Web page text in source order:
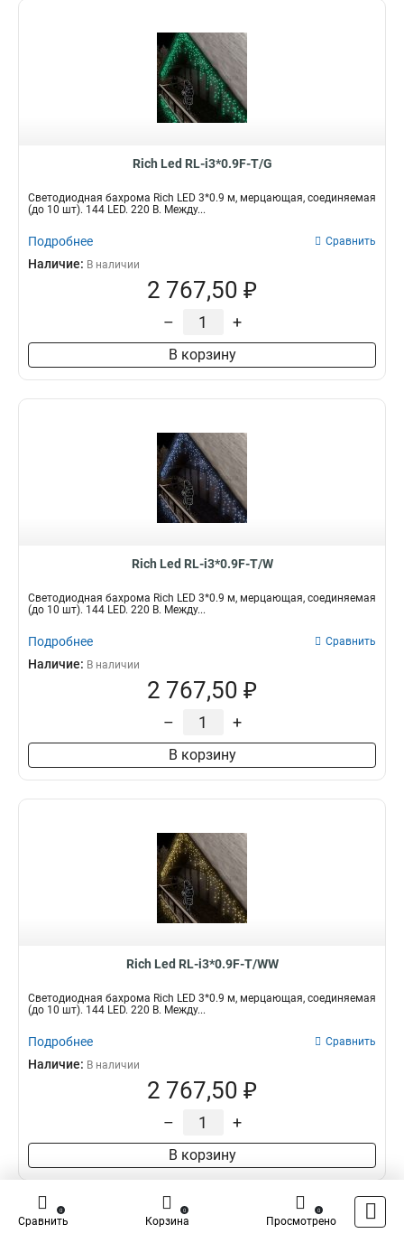
Rich Led RL-i3*0.9F-T/G
Светодиодная бахрома Rich LED 3*0.9 м, мерцающая, соединяемая
(до 10 шт). 144 LED. 220 В. Между...
Подробнее Сравнить
Наличие: В наличии
2 767,50 ₽
– +
В корзину
Rich Led RL-i3*0.9F-T/W
Светодиодная бахрома Rich LED 3*0.9 м, мерцающая, соединяемая
(до 10 шт). 144 LED. 220 В. Между...
Подробнее Сравнить
Наличие: В наличии
2 767,50 ₽
– +
В корзину
Rich Led RL-i3*0.9F-T/WW
Светодиодная бахрома Rich LED 3*0.9 м, мерцающая, соединяемая
(до 10 шт). 144 LED. 220 В. Между...
Подробнее Сравнить
Наличие: В наличии
2 767,50 ₽
– +
В корзину
Сравнить
0
Корзина
0
Просмотрено
0